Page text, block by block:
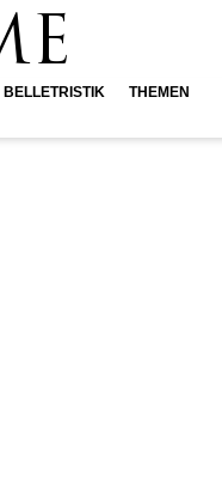
BELLETRISTIK THEMEN